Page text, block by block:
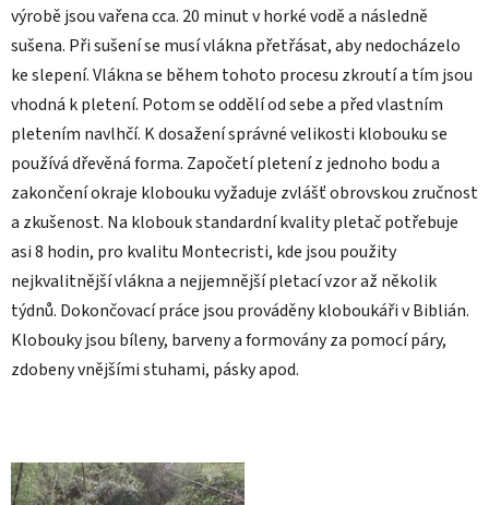
výrobě jsou vařena cca. 20 minut v horké vodě a následně
sušena. Při sušení se musí vlákna přetřásat, aby nedocházelo
ke slepení. Vlákna se během tohoto procesu zkroutí a tím jsou
vhodná k pletení. Potom se oddělí od sebe a před vlastním
pletením navlhčí. K dosažení správné velikosti klobouku se
používá dřevěná forma. Započetí pletení z jednoho bodu a
zakončení okraje klobouku vyžaduje zvlášť obrovskou zručnost
a zkušenost. Na klobouk standardní kvality pletač potřebuje
asi 8 hodin, pro kvalitu Montecristi, kde jsou použity
nejkvalitnější vlákna a nejjemnější pletací vzor až několik
týdnů. Dokončovací práce jsou prováděny kloboukáři v Biblián.
Klobouky jsou bíleny, barveny a formovány za pomocí páry,
zdobeny vnějšími stuhami, pásky apod.